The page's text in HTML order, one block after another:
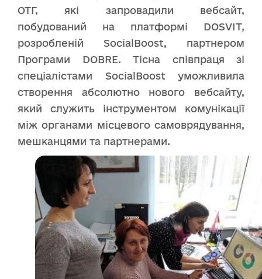
ОТГ, які запровадили вебсайт,
побудований на платформі DOSVIT,
розробленій SocialBoost, партнером
Програми DOBRE. Тісна співпраця зі
спеціалістами SocialBoost уможливила
створення абсолютно нового вебсайту,
який служить інструментом комунікації
між органами місцевого самоврядування,
мешканцями та партнерами.